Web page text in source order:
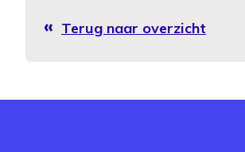
Terug naar overzicht